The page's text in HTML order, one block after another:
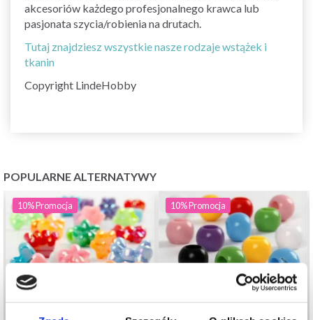
akcesoriów każdego profesjonalnego krawca lub
pasjonata szycia/robienia na drutach.
Tutaj znajdziesz wszystkie nasze rodzaje wstążek i
tkanin
Copyright LindeHobby
POPULARNE ALTERNATYWY
10%Promocja 10%Promocja